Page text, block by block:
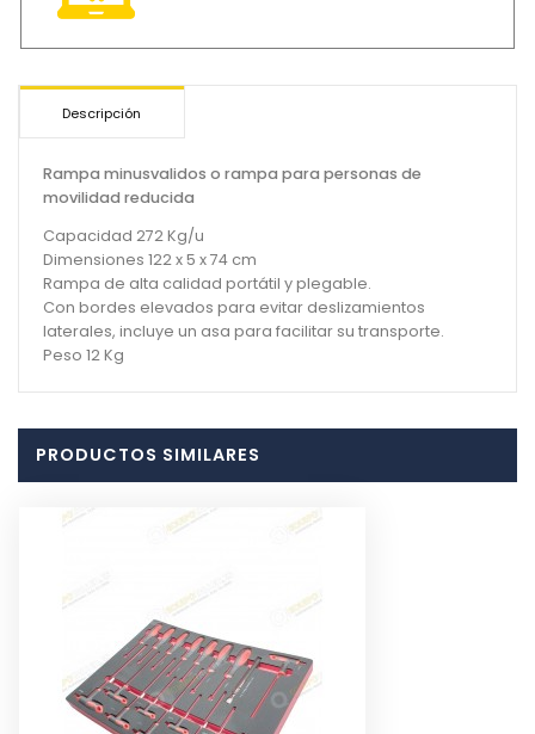
Descripción
Rampa minusvalidos o rampa para personas de
movilidad reducida
Capacidad 272 Kg/u
Dimensiones 122 x 5 x 74 cm
Rampa de alta calidad portátil y plegable.
Con bordes elevados para evitar deslizamientos
laterales, incluye un asa para facilitar su transporte.
Peso 12 Kg
PRODUCTOS SIMILARES